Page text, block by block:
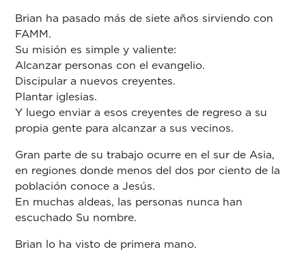
Brian ha pasado más de siete años sirviendo con
FAMM.
Su misión es simple y valiente:
Alcanzar personas con el evangelio.
Discipular a nuevos creyentes.
Plantar iglesias.
Y luego enviar a esos creyentes de regreso a su
propia gente para alcanzar a sus vecinos.
Gran parte de su trabajo ocurre en el sur de Asia,
en regiones donde menos del dos por ciento de la
población conoce a Jesús.
En muchas aldeas, las personas nunca han
escuchado Su nombre.
Brian lo ha visto de primera mano.